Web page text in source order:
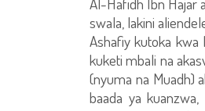
swala, lakini
Ashafiy kutoka kwa
kuketi mbali na
(nyuma na Muadh)
baada ya